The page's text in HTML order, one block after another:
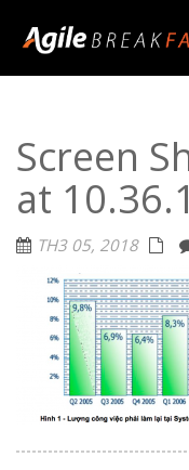
Screen
at
TH3 05, 2018